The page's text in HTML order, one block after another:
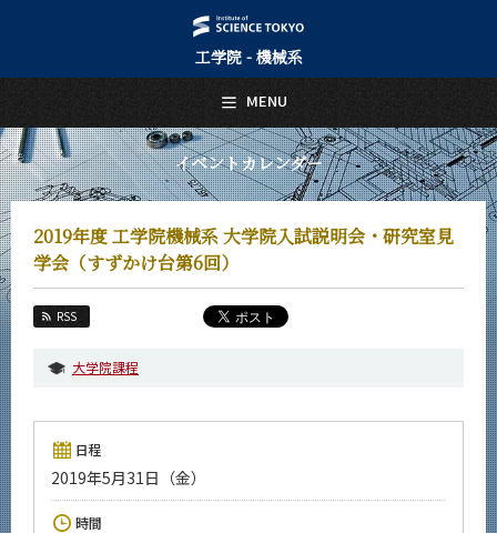
工学院 - 機械系
イベントカレンダー
2019年度 工学院機械系 大学院入試説明会・研究室見
学会（すずかけ台第6回）
RSS
大学院課程
日程
2019年5月31日（金）
時間
MENU
日本語 English
トップページ
Top Page
機械系について
About Us
教育
Education
教員・研究室
Faculty and Laboratories
未来
Admissions
機械系 News
News